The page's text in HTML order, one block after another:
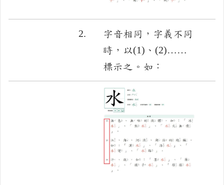
2.
字音相同，字義不同
時，以(1)、(2)……
標示之。如：